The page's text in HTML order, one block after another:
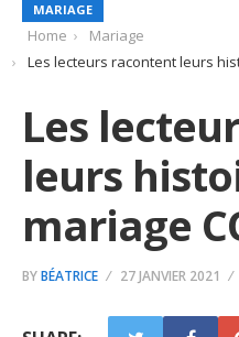
MARIAGE
Home
Mariage
Les lecteurs racontent leurs
Les
leurs
mariage
BYBÉATRICE 27 JANVIER 2021